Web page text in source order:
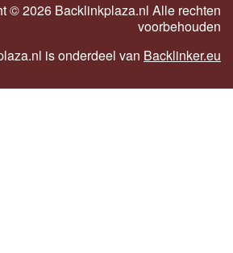
©2026 Backlinkplaza.nl Alle rechten
voorbehouden
is onderdeel van Backlinker.eu